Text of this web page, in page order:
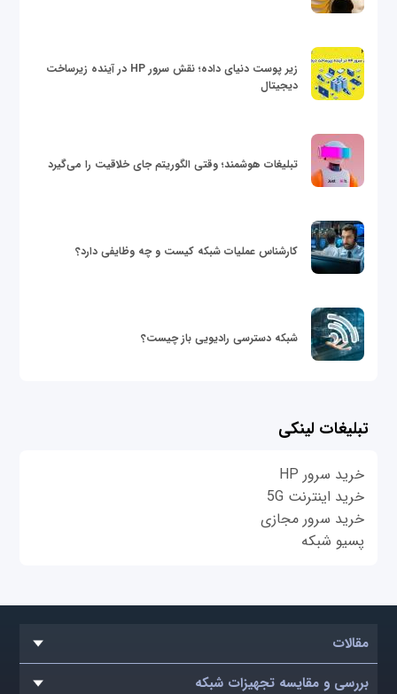
زیر پوست دنیای داده؛ نقش سرور HP در آینده زیرساخت
دیجیتال
تبلیغات هوشمند؛ وقتی الگوریتم جای خلاقیت را می‌گیرد
کارشناس عملیات شبکه کیست و چه وظایفی دارد؟
شبکه دسترسی رادیویی باز چیست؟
تبلیغات لینکی
خرید سرور HP
خرید اینترنت 5G
خرید سرور مجازی
پسیو شبکه
مقالات
بررسی و مقایسه تجهیزات شبکه